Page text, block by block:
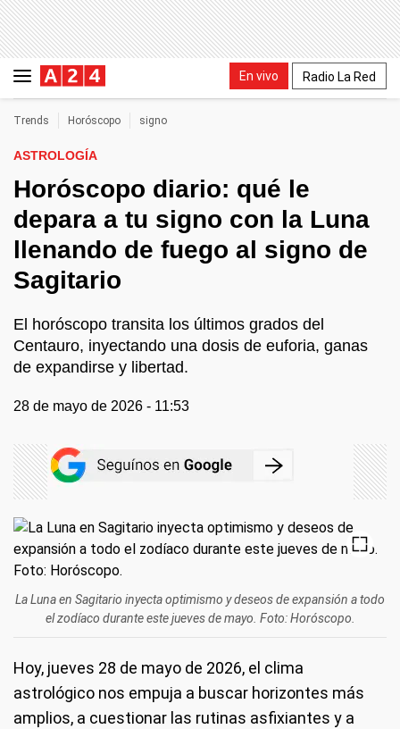
En vivo Radio La Red
Trends Horóscopo signo
ASTROLOGÍA
Horóscopo diario: qué le
depara a tu signo con la Luna
llenando de fuego al signo de
Sagitario
El horóscopo transita los últimos grados del
Centauro, inyectando una dosis de euforia, ganas
de expandirse y libertad.
28 de mayo de 2026 - 11:53
La Luna en Sagitario inyecta optimismo y deseos de expansión a todo
el zodíaco durante este jueves de mayo. Foto: Horóscopo.
Hoy, jueves 28 de mayo de 2026, el clima
astrológico nos empuja a buscar horizontes más
amplios, a cuestionar las rutinas asfixiantes y a